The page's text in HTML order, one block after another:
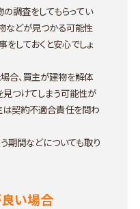
調査をしてもらってい
などが見つかる可能性
しておくと安心でしょ
合、買主が建物を解体
つけてしまう可能性が
は契約不適合責任を問わ
期間などについても取り
い場合